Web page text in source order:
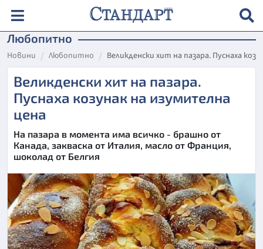
Любопитно
Новини Любопитно Великденски хит на пазара. Пуснаха
Великденски хит на пазара.
Пуснаха козунак на изумителна
цена
На пазара в момента има всичко - брашно от
Канада, закваска от Италия, масло от Франция,
шоколад от Белгия